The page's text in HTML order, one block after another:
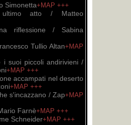
Simonetta+MAP +++
ultimo atto / Matteo
riflessione / Sabina
Tullio Altan+MAP
i suoi piccoli andirivieni /
+MAP +++
accampati nel deserto
+MAP +++
s'incazzano / Zap+MAP
Farnè+MAP +++
Schneider+MAP +++